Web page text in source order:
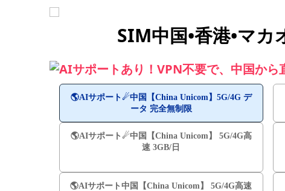
SIM中国•香港•マ
AIサポートあり！VPN不要で、中国か
🌎️AIサポート☄中国【China Unicom】5G/4G デ
ータ 完全無制限
🌎️AIサポート☄中国【China Unicom】 5G/4G高
速 3GB/日
🌎️AIサポート中国【China Unicom】 5G/4G高速